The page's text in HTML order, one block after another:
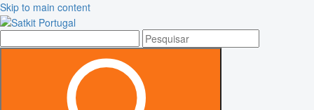
Skip to main content